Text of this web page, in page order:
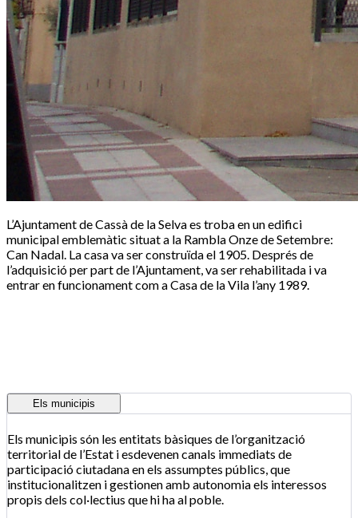
L’Ajuntament de Cassà de la Selva es troba en un edifici
municipal emblemàtic situat a la Rambla Onze de Setembre:
Can Nadal. La casa va ser construïda el 1905. Després de
l’adquisició per part de l’Ajuntament, va ser rehabilitada i va
entrar en funcionament com a Casa de la Vila l’any 1989.
Els municipis
Els municipis són les entitats bàsiques de l’organització
territorial de l’Estat i esdevenen canals immediats de
participació ciutadana en els assumptes públics, que
institucionalitzen i gestionen amb autonomia els interessos
propis dels col·lectius que hi ha al poble.